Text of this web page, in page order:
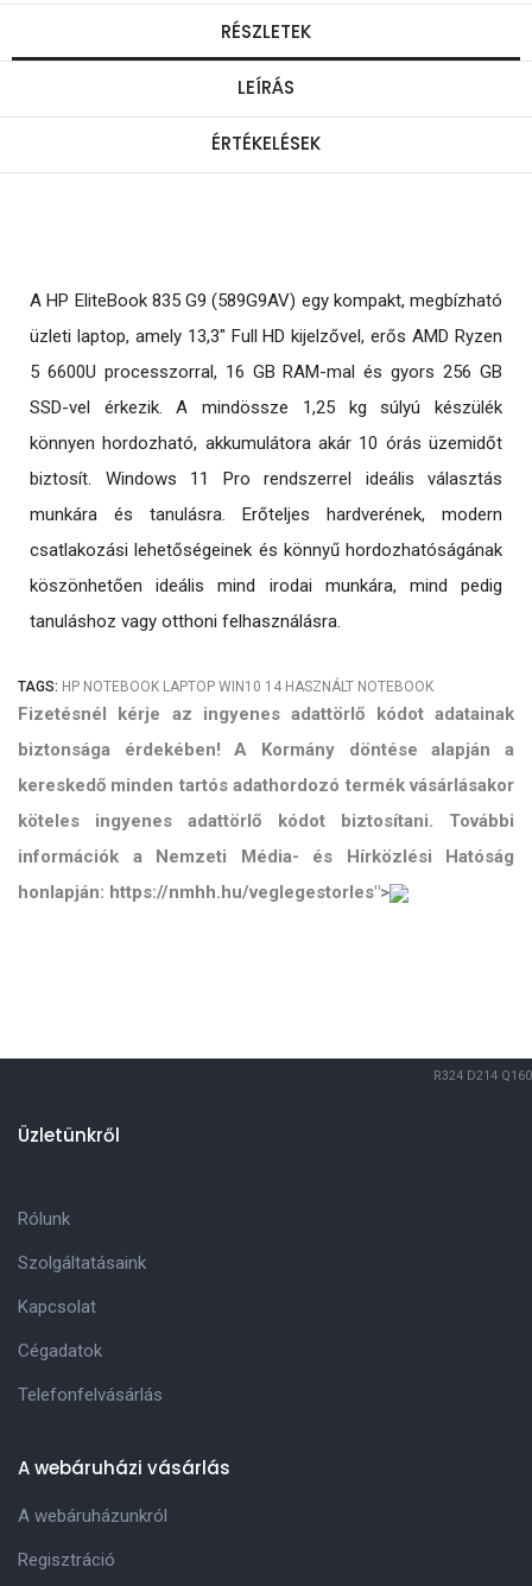
RÉSZLETEK
LEÍRÁS
ÉRTÉKELÉSEK
A HP EliteBook 835 G9 (589G9AV) egy kompakt, megbízható
üzleti laptop, amely 13,3" Full HD kijelzővel, erős AMD Ryzen
5 6600U processzorral, 16 GB RAM-mal és gyors 256 GB
SSD-vel érkezik. A mindössze 1,25 kg súlyú készülék
könnyen hordozható, akkumulátora akár 10 órás üzemidőt
biztosít. Windows 11 Pro rendszerrel ideális választás
munkára és tanulásra. Erőteljes hardverének, modern
csatlakozási lehetőségeinek és könnyű hordozhatóságának
köszönhetően ideális mind irodai munkára, mind pedig
tanuláshoz vagy otthoni felhasználásra.
TAGS: HP NOTEBOOK LAPTOP WIN10 14 HASZNÁLT NOTEBOOK
Fizetésnél kérje az ingyenes adattörlő kódot adatainak
biztonsága érdekében! A Kormány döntése alapján a
kereskedő minden tartós adathordozó termék vásárlásakor
köteles ingyenes adattörlő kódot biztosítani. További
információk a Nemzeti Média- és Hírközlési Hatóság
honlapján: https://nmhh.hu/veglegestorles">
R324 D214 Q160
Üzletünkről
Rólunk
Szolgáltatásaink
Kapcsolat
Cégadatok
Telefonfelvásárlás
A webáruházi vásárlás
A webáruházunkról
Regisztráció